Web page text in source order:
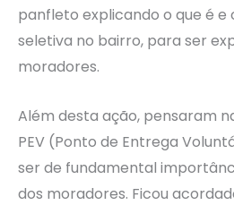
panfleto explicando o que é
seletiva no bairro, para ser
moradores.
Além desta ação, pensaram
PEV (Ponto de Entrega
ser de fundamental
dos moradores. Ficou